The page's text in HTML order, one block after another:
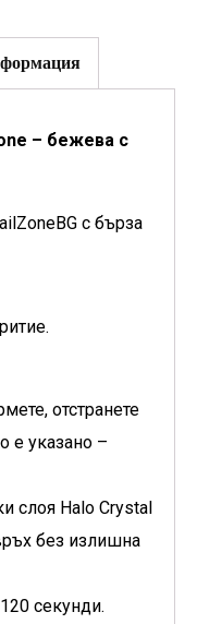
– бежева с
с бърза
отстранете
е указано –
слоя Halo Crystal
без излишна
секунди.